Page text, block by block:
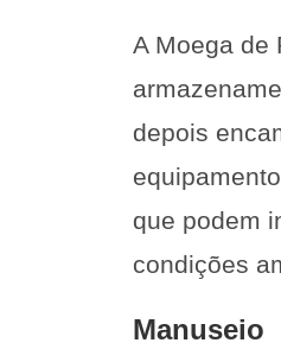
A Moega de
depois
que podem
condições
Manuseio